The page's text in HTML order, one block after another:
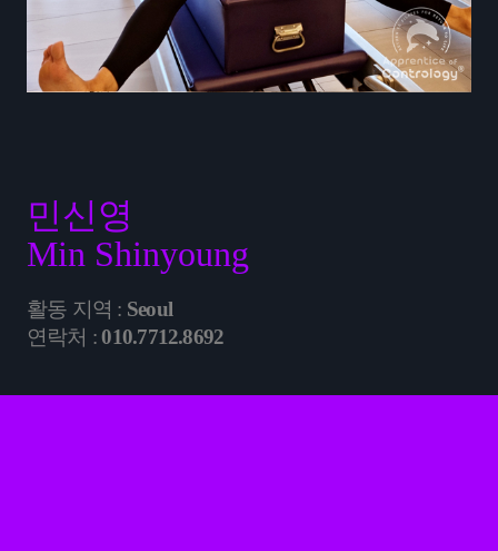
민신영
Min Shinyoung
활동 지역 : Seoul
연락처 :010.7712.8692